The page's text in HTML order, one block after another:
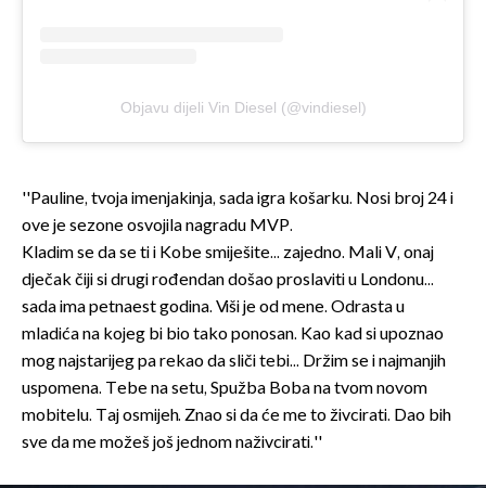
Objavu dijeli Vin Diesel (@vindiesel)
''Pauline, tvoja imenjakinja, sada igra košarku. Nosi broj 24 i
ove je sezone osvojila nagradu MVP.
Kladim se da se ti i Kobe smiješite... zajedno. Mali V, onaj
dječak čiji si drugi rođendan došao proslaviti u Londonu...
sada ima petnaest godina. Viši je od mene. Odrasta u
mladića na kojeg bi bio tako ponosan. Kao kad si upoznao
mog najstarijeg pa rekao da sliči tebi... Držim se i najmanjih
uspomena. Tebe na setu, Spužba Boba na tvom novom
mobitelu. Taj osmijeh. Znao si da će me to živcirati. Dao bih
sve da me možeš još jednom naživcirati.''